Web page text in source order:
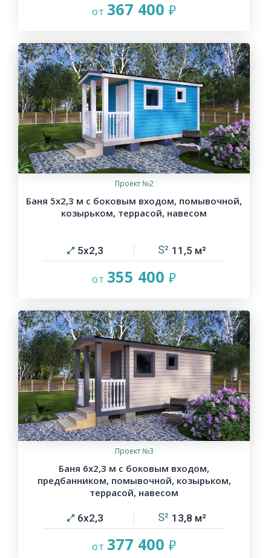
367 400
Проект №2
Баня 5х2,3 м с боковым входом, помывочной,
козырьком, террасой, навесом
5х2,3 11,5
355 400
Проект №3
Баня 6х2,3 м с боковым входом,
предбанником, помывочной, козырьком,
террасой, навесом
6х2,3 13,8
377 400